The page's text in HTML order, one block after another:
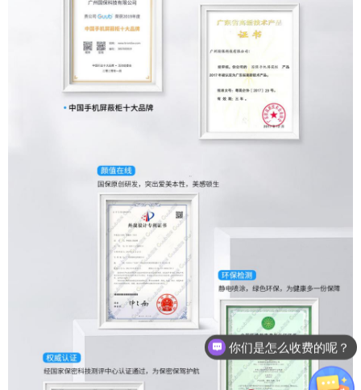
你们是怎么收费的呢？
现在有优惠活动么？